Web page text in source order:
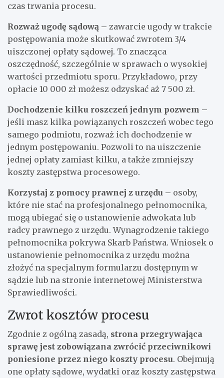
czas trwania procesu.
Rozważ ugodę sądową – zawarcie ugody w trakcie
postępowania może skutkować zwrotem 3/4
uiszczonej opłaty sądowej. To znacząca
oszczędność, szczególnie w sprawach o wysokiej
wartości przedmiotu sporu. Przykładowo, przy
opłacie 10 000 zł możesz odzyskać aż 7 500 zł.
Dochodzenie kilku roszczeń jednym pozwem –
jeśli masz kilka powiązanych roszczeń wobec tego
samego podmiotu, rozważ ich dochodzenie w
jednym postępowaniu. Pozwoli to na uiszczenie
jednej opłaty zamiast kilku, a także zmniejszy
koszty zastępstwa procesowego.
Korzystaj z pomocy prawnej z urzędu – osoby,
które nie stać na profesjonalnego pełnomocnika,
mogą ubiegać się o ustanowienie adwokata lub
radcy prawnego z urzędu. Wynagrodzenie takiego
pełnomocnika pokrywa Skarb Państwa. Wniosek o
ustanowienie pełnomocnika z urzędu można
złożyć na specjalnym formularzu dostępnym w
sądzie lub na stronie internetowej Ministerstwa
Sprawiedliwości.
Zwrot kosztów procesu
Zgodnie z ogólną zasadą, strona przegrywająca
sprawę jest zobowiązana zwrócić przeciwnikowi
poniesione przez niego koszty procesu. Obejmują
one opłaty sądowe, wydatki oraz koszty zastępstwa